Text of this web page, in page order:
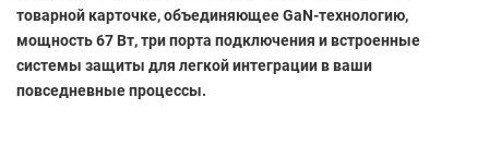
товарной карточке, объединяющее GaN-технологию,
мощность 67 Вт, три порта подключения и встроенные
системы защиты для легкой интеграции в ваши
повседневные процессы.